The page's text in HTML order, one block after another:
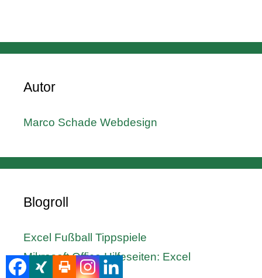
Autor
Marco Schade Webdesign
Blogroll
Excel Fußball Tippspiele
Mikrosoft Office Hilfeseiten: Excel